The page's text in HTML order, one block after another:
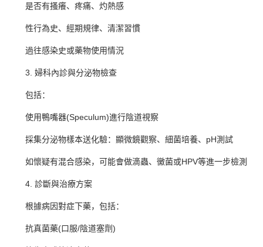
是否有搔癢、疼痛、灼熱感
性行為史、經期規律、清潔習慣
過往感染史或藥物使用情況
3. 婦科內診與分泌物檢查
包括：
使用鴨嘴器(Speculum)進行陰道視察
採集分泌物樣本送化驗：顯微鏡觀察、細菌培養、pH測試
如懷疑有混合感染，可能會做滴蟲、黴菌或HPV等進一步檢測
4. 診斷與治療方案
根據病因對症下藥，包括：
抗真菌藥(口服/陰道塞劑)